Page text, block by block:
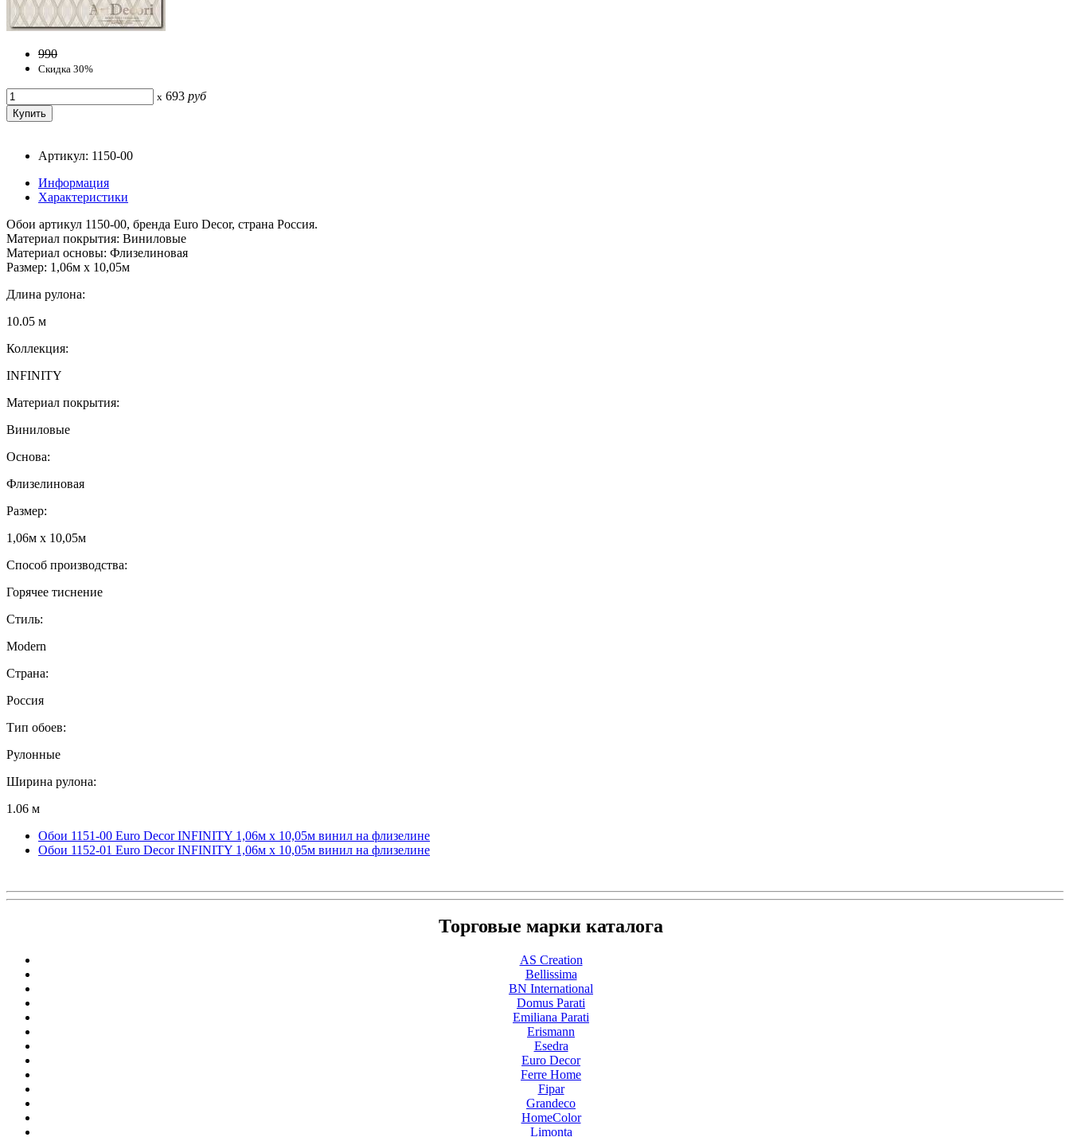
990
Скидка 30%
x 693 руб
Артикул: 1150-00
Информация
Характеристики
Обои артикул 1150-00, бренда Euro Decor, страна Россия.
Материал покрытия: Виниловые
Материал основы: Флизелиновая
Размер: 1,06м х 10,05м
Длина рулона:
10.05 м
Коллекция:
INFINITY
Материал покрытия:
Виниловые
Основа:
Флизелиновая
Размер:
1,06м х 10,05м
Способ производства:
Горячее тиснение
Стиль:
Modern
Страна:
Россия
Тип обоев:
Рулонные
Ширина рулона:
1.06 м
Обои 1151-00 Euro Decor INFINITY 1,06м х 10,05м винил на флизелине
Обои 1152-01 Euro Decor INFINITY 1,06м х 10,05м винил на флизелине
Торговые марки каталога
AS Creation
Bellissima
BN International
Domus Parati
Emiliana Parati
Erismann
Esedra
Euro Decor
Ferre Home
Fipar
Grandeco
HomeColor
Limonta